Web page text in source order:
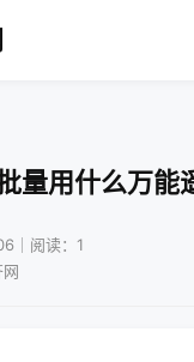
量用什么万能
｜阅读：1